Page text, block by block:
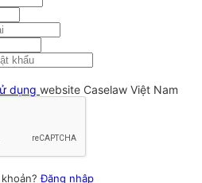
dụng website Caselaw Việt Nam
khoản?Đăng nhập